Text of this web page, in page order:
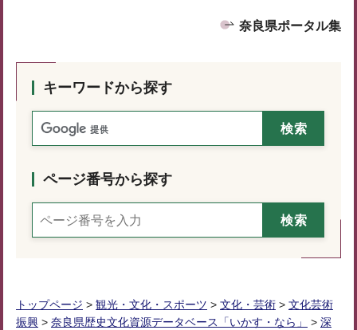
奈良県ポータル集
キーワードから探す
ページ番号から探す
トップページ > 観光・文化・スポーツ > 文化・芸術 > 文化芸術
振興 > 奈良県歴史文化資源データベース「いかす・なら」 > 深